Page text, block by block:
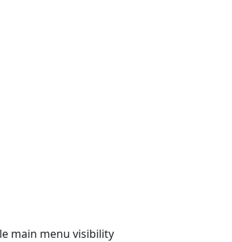
main menu visibility